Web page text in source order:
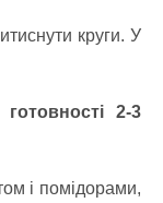
круги. У
2-3
і помідорами,